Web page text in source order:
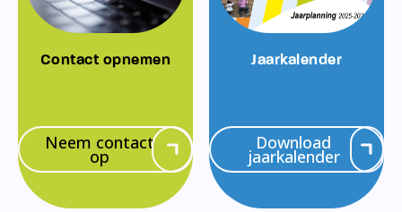
Contact opnemen
Neem contact
op
Jaarkalender
Download
jaarkalender